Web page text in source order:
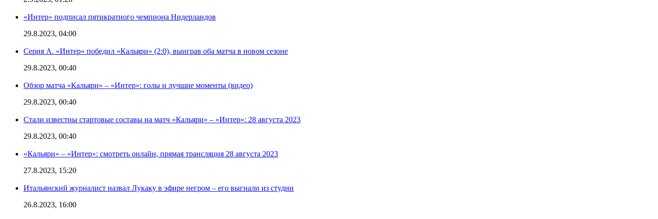
«Интер» подписал пятикратного чемпиона Нидерландов
29.8.2023, 04:00
Серия А. «Интер» победил «Кальяри» (2:0), выиграв оба матча в новом сезоне
29.8.2023, 00:40
Обзор матча «Кальяри» – «Интер»: голы и лучшие моменты (видео)
29.8.2023, 00:40
Стали известны стартовые составы на матч «Кальяри» – «Интер»: 28 августа 2023
29.8.2023, 00:40
«Кальяри» – «Интер»: смотреть онлайн, прямая трансляция 28 августа 2023
27.8.2023, 15:20
Итальянский журналист назвал Лукаку в эфире негром – его выгнали из студии
26.8.2023, 16:00